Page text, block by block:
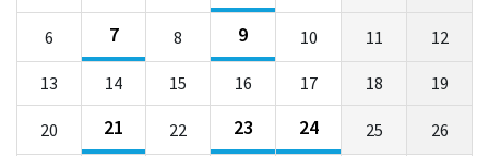
6 7 8 9 10 11 12
13 14 15 16 17 18 19
20 21 22 23 24 25 26